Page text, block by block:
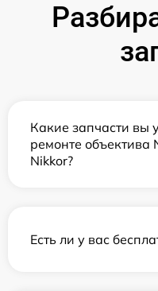
Какие запчасти вы
ремонте объектива
Nikkor?
Есть ли у вас